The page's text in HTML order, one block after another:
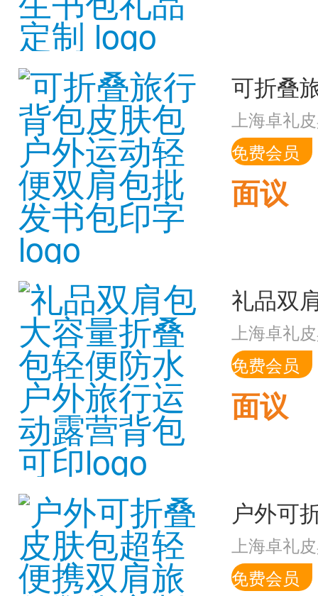
上海卓礼
免费会员
面议
上海卓礼
免费会员
面议
上海卓礼
免费会员